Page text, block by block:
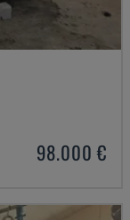
98.000 €